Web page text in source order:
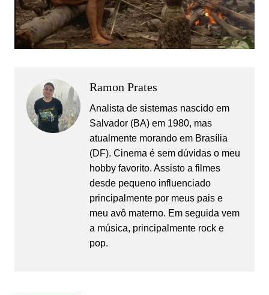
Ramon Prates
Analista de sistemas nascido em
Salvador (BA) em 1980, mas
atualmente morando em Brasília
(DF). Cinema é sem dúvidas o meu
hobby favorito. Assisto a filmes
desde pequeno influenciado
principalmente por meus pais e
meu avô materno. Em seguida vem
a música, principalmente rock e
pop.